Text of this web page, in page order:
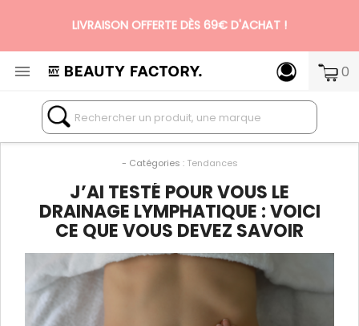
LIVRAISON OFFERTE DÈS 69€ D'ACHAT !
N°1 DES BOX BEAUTÉ PREMIUM SANS ENGAGEMENT
 0
- Catégories : Tendances
J’AI TESTÉ POUR VOUS LE
DRAINAGE LYMPHATIQUE : VOICI
CE QUE VOUS DEVEZ SAVOIR